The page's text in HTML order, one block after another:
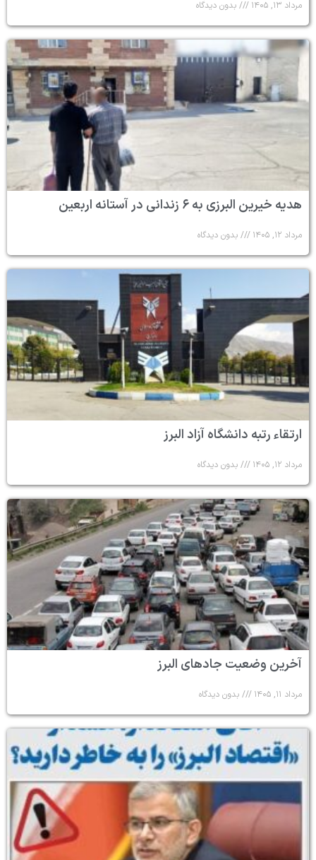
مرداد ۱۳, ۱۴۰۵ بدون دیدگاه
هدیه خیرین البرزی به ۶ زندانی در آستانه اربعین
مرداد ۱۲, ۱۴۰۵ بدون دیدگاه
ارتقاء رتبه دانشگاه آزاد البرز
مرداد ۱۲, ۱۴۰۵ بدون دیدگاه
آخرین وضعیت جادهای البرز
مرداد ۱۱, ۱۴۰۵ بدون دیدگاه